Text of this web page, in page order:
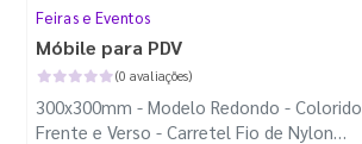
Feiras e Eventos
Móbile para PDV
(0 avaliações)
300x300mm - Modelo Redondo - Colorido
Frente e Verso - Carretel Fio de Nylon